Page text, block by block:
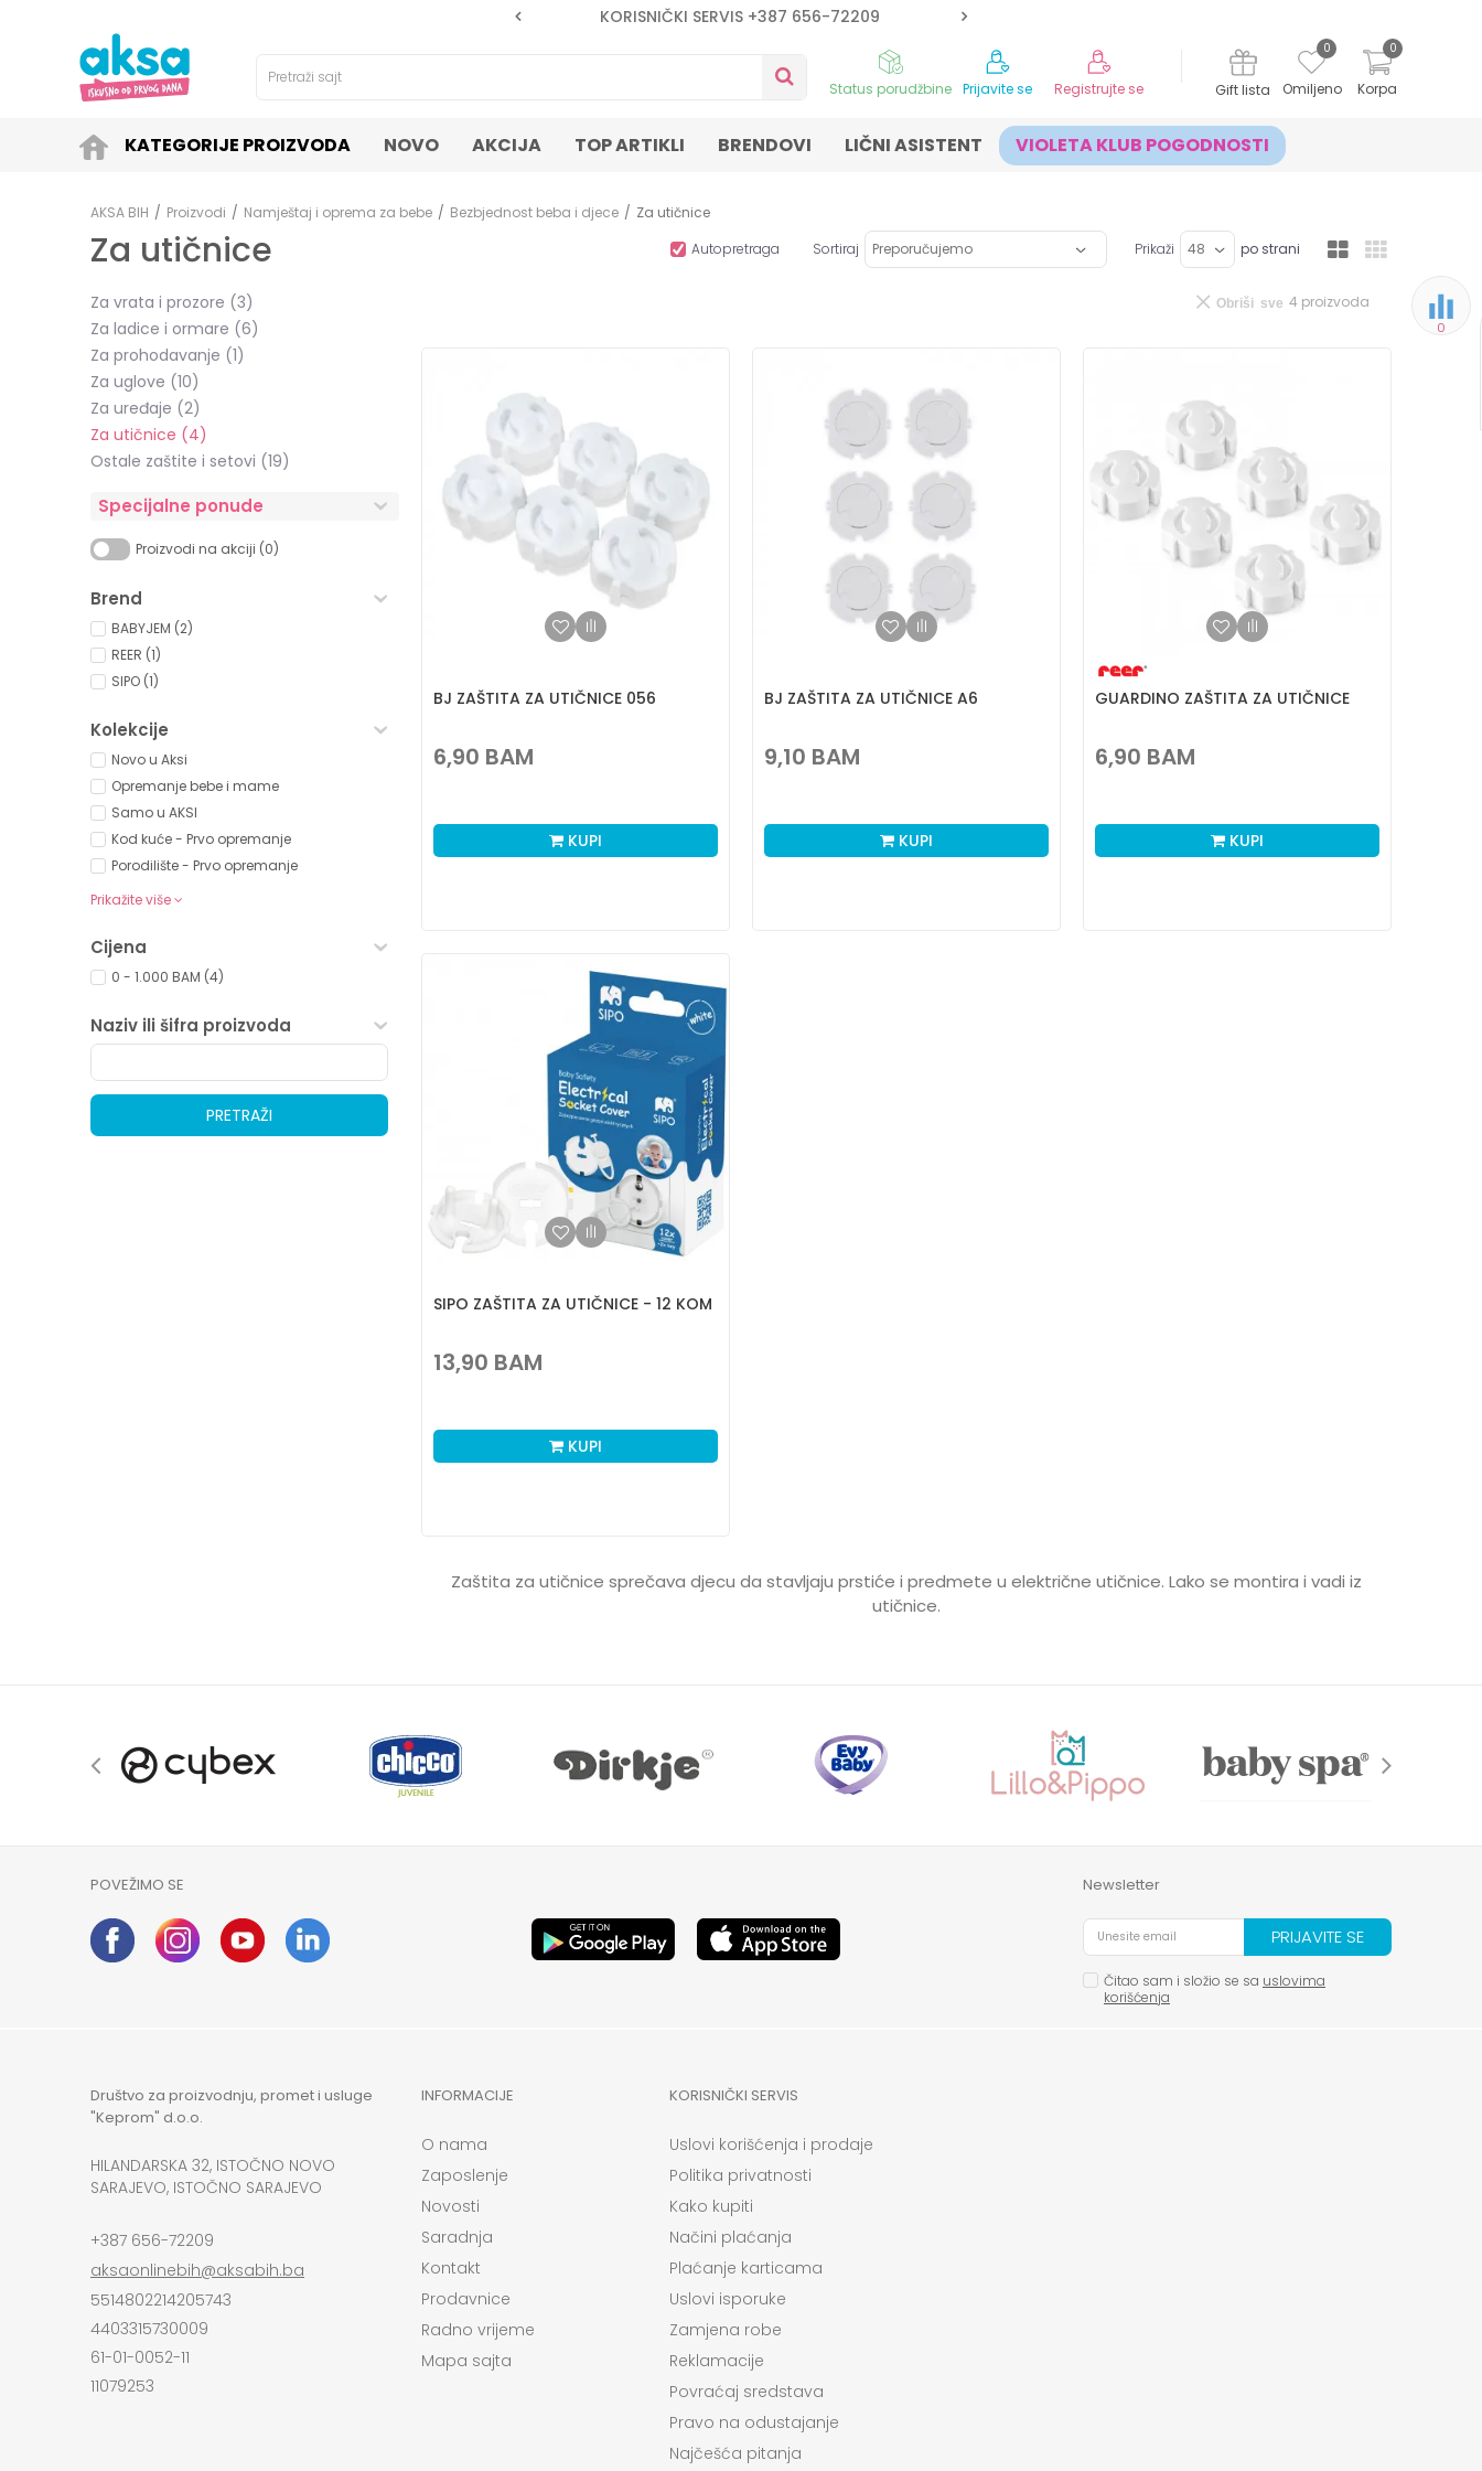
KORISNIČKI SERVIS +387 656-72209
Pretraži sajt
Korpa
0
Omiljeno
0
Gift lista
Prijavite se Registrujte se
Status porudžbine
KATEGORIJE PROIZVODA NOVO AKCIJA TOP ARTIKLI BRENDOVI LIČNI ASISTENT VIOLETA KLUB POGODNOSTI
0
AKSA BIH Proizvodi Namještaj i oprema za bebe Bezbjednost beba i djece Za utičnice
Za utičnice Autopretraga Sortiraj Prikaži po strani
Za vrata i prozore (3)
Za ladice i ormare (6)
Za prohodavanje (1)
Za uglove (10)
Za uređaje (2)
Za utičnice (4)
Ostale zaštite i setovi (19)
Specijalne ponude
Proizvodi na akciji (0)
Brend
BABYJEM (2)
REER (1)
SIPO (1)
Kolekcije
Novo u Aksi
Opremanje bebe i mame
Samo u AKSI
Kod kuće - Prvo opremanje
Porodilište - Prvo opremanje
Prikažite više
Cijena
0 - 1.000 BAM (4)
Naziv ili šifra proizvoda
PRETRAŽI
4 proizvoda
Obriši sve
BJ ZAŠTITA ZA UTIČNICE 056
6,90 BAM
KUPI
BJ ZAŠTITA ZA UTIČNICE A6
9,10 BAM
KUPI
GUARDINO ZAŠTITA ZA UTIČNICE
6,90 BAM
KUPI
SIPO ZAŠTITA ZA UTIČNICE - 12 KOM
13,90 BAM
KUPI
Zaštita za utičnice sprečava djecu da stavljaju prstiće i predmete u električne utičnice. Lako se montira i vadi iz
utičnice.
POVEŽIMO SE Newsletter
PRIJAVITE SE
Čitao sam i složio se sa uslovima
korišćenja
Društvo za proizvodnju, promet i usluge
"Keprom" d.o.o.
HILANDARSKA 32, ISTOČNO NOVO
SARAJEVO, ISTOČNO SARAJEVO
+387 656-72209
aksaonlinebih@aksabih.ba
5514802214205743
4403315730009
61-01-0052-11
11079253
INFORMACIJE
O nama
Zaposlenje
Novosti
Saradnja
Kontakt
Prodavnice
Radno vrijeme
Mapa sajta
KORISNIČKI SERVIS
Uslovi korišćenja i prodaje
Politika privatnosti
Kako kupiti
Načini plaćanja
Plaćanje karticama
Uslovi isporuke
Zamjena robe
Reklamacije
Povraćaj sredstava
Pravo na odustajanje
Najčešća pitanja